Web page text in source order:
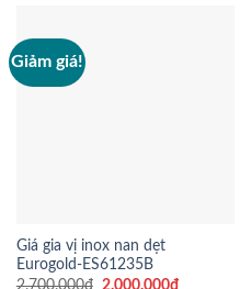
Giảm giá!
Giá gia vị inox nan dẹt
Eurogold-ES61235B
2.700.000₫ Giá
2.000.000₫Giá